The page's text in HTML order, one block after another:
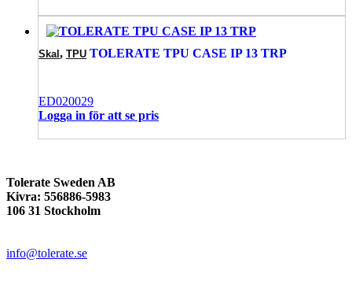
Skal , TPU TOLERATE TPU CASE IP 13 TRP
ED020029
Logga in för att se pris
Tolerate Sweden AB
Kivra: 556886-5983
106 31 Stockholm
info@tolerate.se